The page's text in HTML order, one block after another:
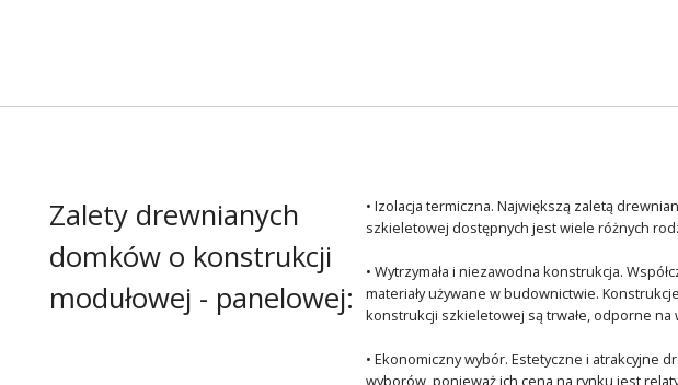
Zalety drewnianych
domków o konstrukcji
modułowej - panelowej:
• Izolacja termiczna. Największą zaletą
szkieletowej dostępnych jest wiele różnych
• Wytrzymała i niezawodna konstrukcja.
materiały używane w budownictwie.
konstrukcji szkieletowej są trwałe, odporne
• Ekonomiczny wybór. Estetyczne i atrakcyjne
wyborów, ponieważ ich cena na rynku jest